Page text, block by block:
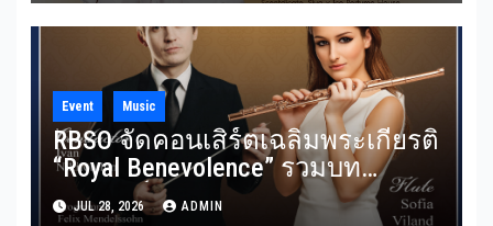
Event Music
RBSO จัดคอนเสิร์ตเฉลิมพระเกียรติ
“Royal Benevolence” รวมบท
ประพันธ์อมตะจาก Mendelssohn
JUL 28, 2026 ADMIN